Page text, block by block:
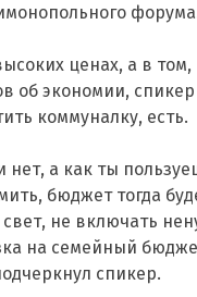
ценах, а в
об экономии,
коммуналку, есть.
а как ты
бюджет тогда
не включать
на семейный
спикер.